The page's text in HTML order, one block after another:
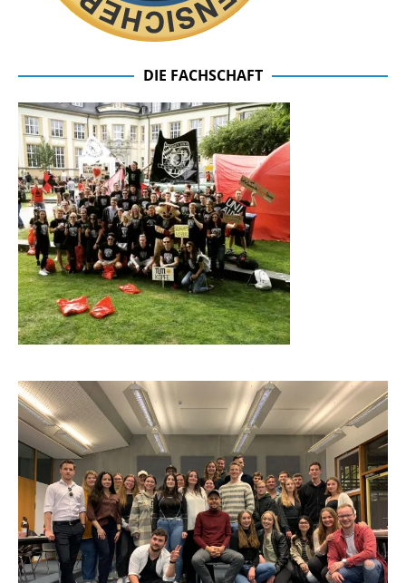
DIE FACHSCHAFT